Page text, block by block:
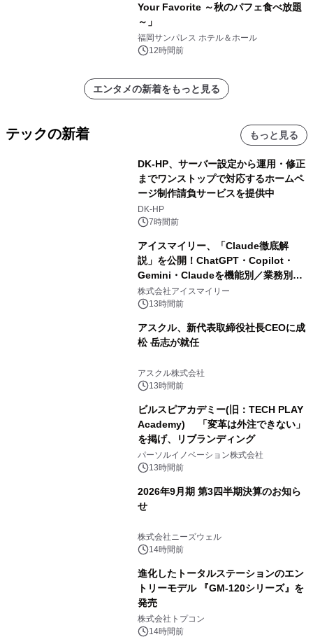
Your Favorite ～秋のパフェ食べ放題
～」
福岡サンパレス ホテル＆ホール
12時間前
エンタメの新着をもっと見る
テックの新着 もっと見る
DK-HP、サーバー設定から運用・修正
までワンストップで対応するホームペ
ージ制作請負サービスを提供中
DK-HP
7時間前
アイスマイリー、「Claude徹底解
説」を公開！ChatGPT・Copilot・
Gemini・Claudeを機能別／業務別に
比較―自社に合う生成AIの選び方がわ
かる実践ガイド
株式会社アイスマイリー
13時間前
アスクル、新代表取締役社長CEOに成
松 岳志が就任
アスクル株式会社
13時間前
ビルスピアカデミー(旧：TECH PLAY
Academy) 「変革は外注できない」
を掲げ、リブランディング
パーソルイノベーション株式会社
13時間前
2026年9月期 第3四半期決算のお知ら
せ
株式会社ニーズウェル
14時間前
進化したトータルステーションのエン
トリーモデル 『GM-120シリーズ』を
発売
株式会社トプコン
14時間前